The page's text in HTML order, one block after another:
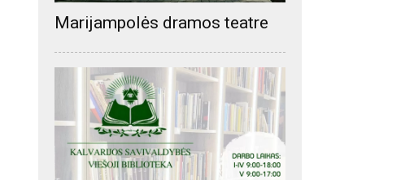
Marijampolės dramos teatre